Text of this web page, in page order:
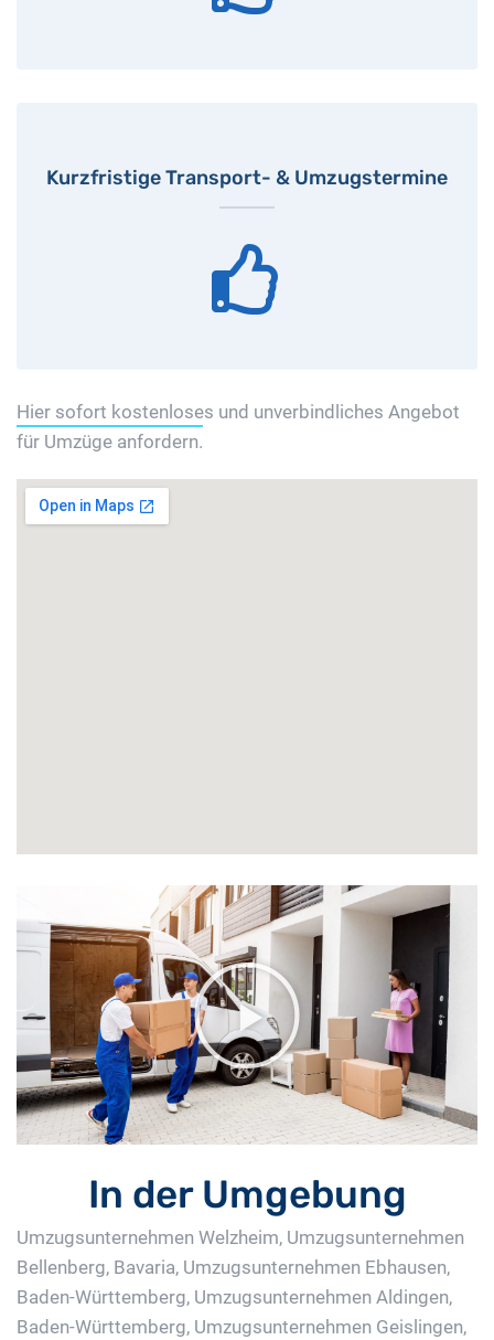
Kurzfristige Transport- & Umzugstermine
Hier sofort kostenloses und unverbindliches Angebot
für Umzüge anfordern.
In der Umgebung
Umzugsunternehmen Welzheim, Umzugsunternehmen
Bellenberg, Bavaria, Umzugsunternehmen Ebhausen,
Baden-Württemberg, Umzugsunternehmen Aldingen,
Baden-Württemberg, Umzugsunternehmen Geislingen,